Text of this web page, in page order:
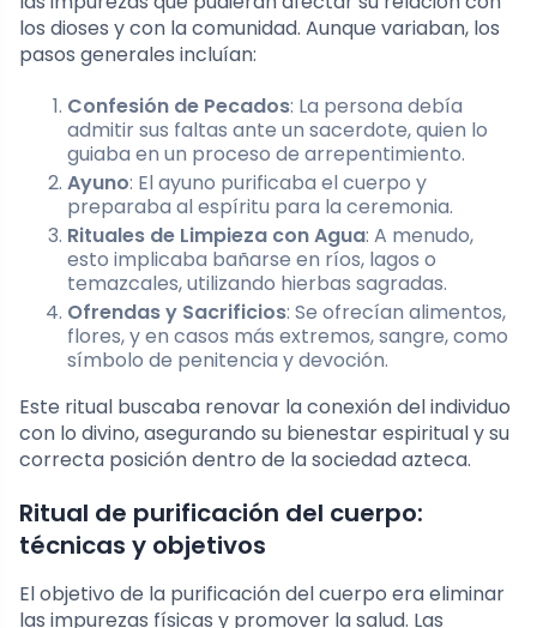
los dioses y con la comunidad. Aunque variaban, los
pasos generales incluían:
Confesión de Pecados: La persona debía
admitir sus faltas ante un sacerdote, quien lo
guiaba en un proceso de arrepentimiento.
Ayuno: El ayuno purificaba el cuerpo y
preparaba al espíritu para la ceremonia.
Rituales de Limpieza con Agua: A menudo,
esto implicaba bañarse en ríos, lagos o
temazcales, utilizando hierbas sagradas.
Ofrendas y Sacrificios: Se ofrecían alimentos,
flores, y en casos más extremos, sangre, como
símbolo de penitencia y devoción.
Este ritual buscaba renovar la conexión del individuo
con lo divino, asegurando su bienestar espiritual y su
correcta posición dentro de la sociedad azteca.
Ritual de purificación del cuerpo:
técnicas y objetivos
El objetivo de la purificación del cuerpo era eliminar
las impurezas físicas y promover la salud. Las